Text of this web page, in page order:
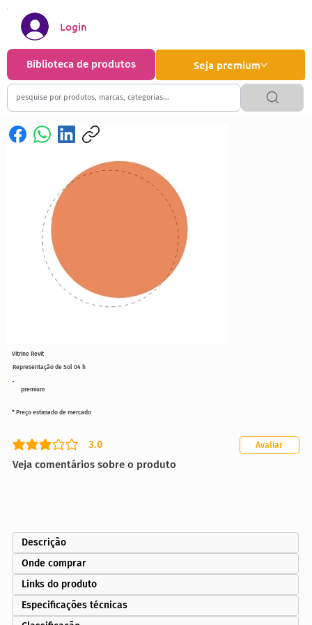
Seja premium
Biblioteca de produtos
Login
premium
Representação de Sol 04 h
3.0
classificação média é 3 de 5
Veja comentários sobre o produto
Avaliar
* Preço estimado de mercado
Vitrine Revit
Descrição
Onde comprar
Links do produto
Especificações técnicas